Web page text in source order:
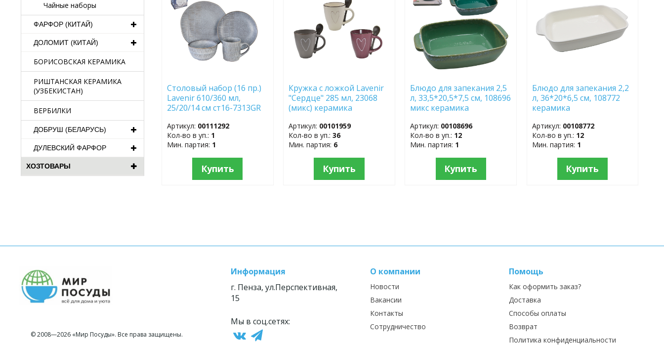
Чайные наборы
ФАРФОР (КИТАЙ)
ДОЛОМИТ (КИТАЙ)
БОРИСОВСКАЯ КЕРАМИКА
РИШТАНСКАЯ КЕРАМИКА
(УЗБЕКИСТАН)
ВЕРБИЛКИ
ДОБРУШ (БЕЛАРУСЬ)
ДУЛЕВСКИЙ ФАРФОР
ХОЗТОВАРЫ
Столовый набор (16 пр.)
Lavenir 610/360 мл,
25/20/14 см ст16-7313GR
Артикул: 00111292
Кол-во в уп.: 1
Мин. партия: 1
Купить
Кружка с ложкой Lavenir
"Сердце" 285 мл, 23068
(микс) керамика
Артикул: 00101959
Кол-во в уп.:36
Мин. партия: 6
Купить
Блюдо для запекания 2,5
л, 33,5*20,5*7,5 см, 108696
микс керамика
Артикул: 00108696
Кол-во в уп.: 12
Мин. партия: 1
Купить
Блюдо для запекания 2,2
л, 36*20*6,5 см, 108772
керамика
Артикул: 00108772
Кол-во в уп.: 12
Мин. партия: 1
Купить
© 2008—2026 «Мир Посуды». Все права защищены.
Информация
г. Пенза, ул.Перспективная,
15
Мы в соц.сетях:
О компании
Новости
Вакансии
Контакты
Сотрудничество
Помощь
Как оформить заказ?
Доставка
Способы оплаты
Возврат
Политика конфиденциальности